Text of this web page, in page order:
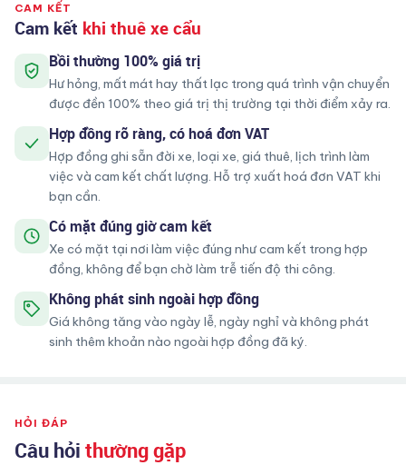
CAM KẾT
Cam kết khi thuê xe cẩu
Bồi thường 100% giá trị
Hư hỏng, mất mát hay thất lạc trong quá trình vận chuyển
được đền 100% theo giá trị thị trường tại thời điểm xảy ra.
Hợp đồng rõ ràng, có hoá đơn VAT
Hợp đồng ghi sẵn đời xe, loại xe, giá thuê, lịch trình làm
việc và cam kết chất lượng. Hỗ trợ xuất hoá đơn VAT khi
bạn cần.
Có mặt đúng giờ cam kết
Xe có mặt tại nơi làm việc đúng như cam kết trong hợp
đồng, không để bạn chờ làm trễ tiến độ thi công.
Không phát sinh ngoài hợp đồng
Giá không tăng vào ngày lễ, ngày nghỉ và không phát
sinh thêm khoản nào ngoài hợp đồng đã ký.
HỎI ĐÁP
Câu hỏi thường gặp